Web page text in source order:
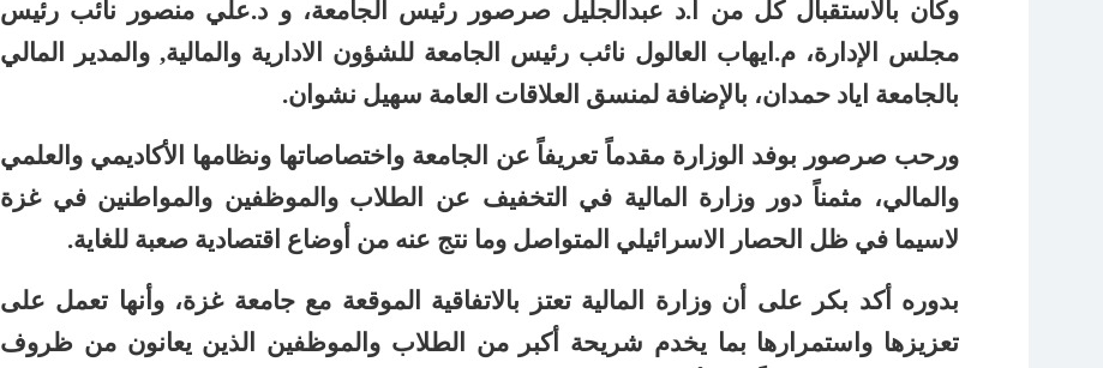
وكان بالاستقبال كل من أ.د عبدالجليل صرصور رئيس الجامعة، و د.علي منصور نائب رئيس
مجلس الإدارة، م.ايهاب العالول نائب رئيس الجامعة للشؤون الادارية والمالية, والمدير المالي
بالجامعة اياد حمدان، بالإضافة لمنسق العلاقات العامة سهيل نشوان.
ورحب صرصور بوفد الوزارة مقدماً تعريفاً عن الجامعة واختصاصاتها ونظامها الأكاديمي والعلمي
والمالي، مثمناً دور وزارة المالية في التخفيف عن الطلاب والموظفين والمواطنين في غزة
لاسيما في ظل الحصار الاسرائيلي المتواصل وما نتج عنه من أوضاع اقتصادية صعبة للغاية.
بدوره أكد بكر على أن وزارة المالية تعتز بالاتفاقية الموقعة مع جامعة غزة، وأنها تعمل على
تعزيزها واستمرارها بما يخدم شريحة أكبر من الطلاب والموظفين الذين يعانون من ظروف